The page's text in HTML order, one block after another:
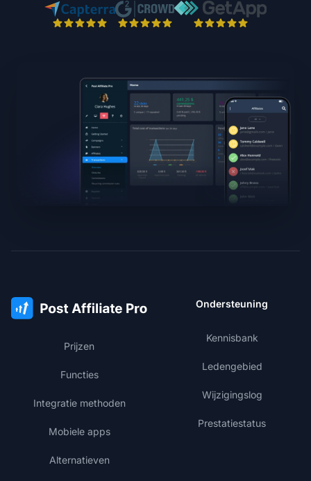
Prijzen
Functies
Integratie methoden
Mobiele apps
Alternatieven
Ondersteuning
Kennisbank
Ledengebied
Wijzigingslog
Prestatiestatus